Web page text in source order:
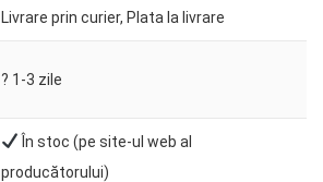
Livrare prin curier, Plata la livrare
?️ 1-3 zile
În stoc (pe site-ul web al
producătorului)